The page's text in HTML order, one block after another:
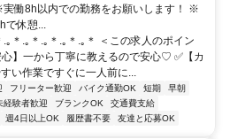
働8h以内での勤務をお願いします！ ※
で休憩...
｡＊.｡＊.｡＊.｡＊.｡＊ ＜この求人のポイン
心】一から丁寧に教えるので安心♡ ✅【カ
い作業ですぐに一人前に...
フリーター歓迎 バイク通勤OK 短期
早朝
経験者歓迎 ブランクOK
交通費支給
週4日以上OK 履歴書不要 友達と応募OK